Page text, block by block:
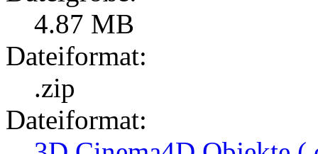
4.87 MB
Dateiformat:
.zip
Dateiformat: